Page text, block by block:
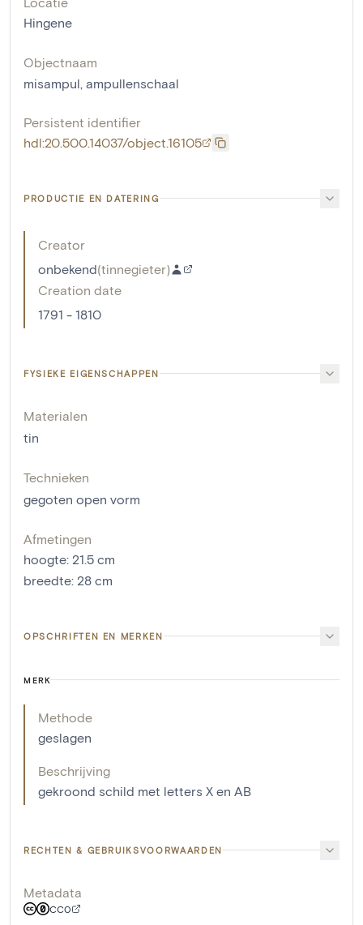
Hingene
Objectnaam
misampul ampullenschaal
Persistent identifier
hdl:20.500.14037/object.16105
PRODUCTIE EN DATERING
Creator
onbekend(tinnegieter)
Creation date
1791 - 1810
FYSIEKE EIGENSCHAPPEN
Materialen
tin
Technieken
gegoten open vorm
Afmetingen
hoogte: 21.5 cm
breedte: 28 cm
OPSCHRIFTEN EN MERKEN
MERK
Methode
geslagen
Beschrijving
gekroond schild met letters X en AB
RECHTEN & GEBRUIKSVOORWAARDEN
Metadata
CC0